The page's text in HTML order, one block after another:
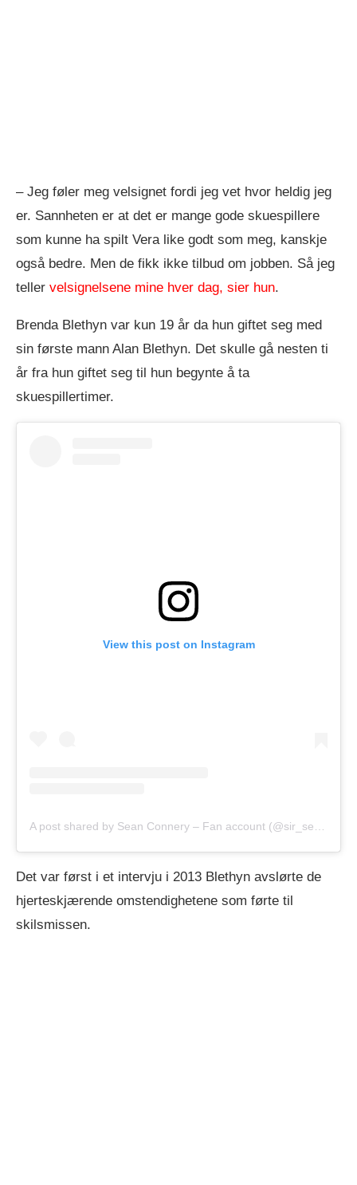
– Jeg føler meg velsignet fordi jeg vet hvor heldig jeg
er. Sannheten er at det er mange gode skuespillere
som kunne ha spilt Vera like godt som meg, kanskje
også bedre. Men de fikk ikke tilbud om jobben. Så jeg
teller velsignelsene mine hver dag, sier hun.
Brenda Blethyn var kun 19 år da hun giftet seg med
sin første mann Alan Blethyn. Det skulle gå nesten ti
år fra hun giftet seg til hun begynte å ta
skuespillertimer.
View this post on Instagram
Det var først i et intervju i 2013 Blethyn avslørte de
hjerteskjærende omstendighetene som førte til
skilsmissen.